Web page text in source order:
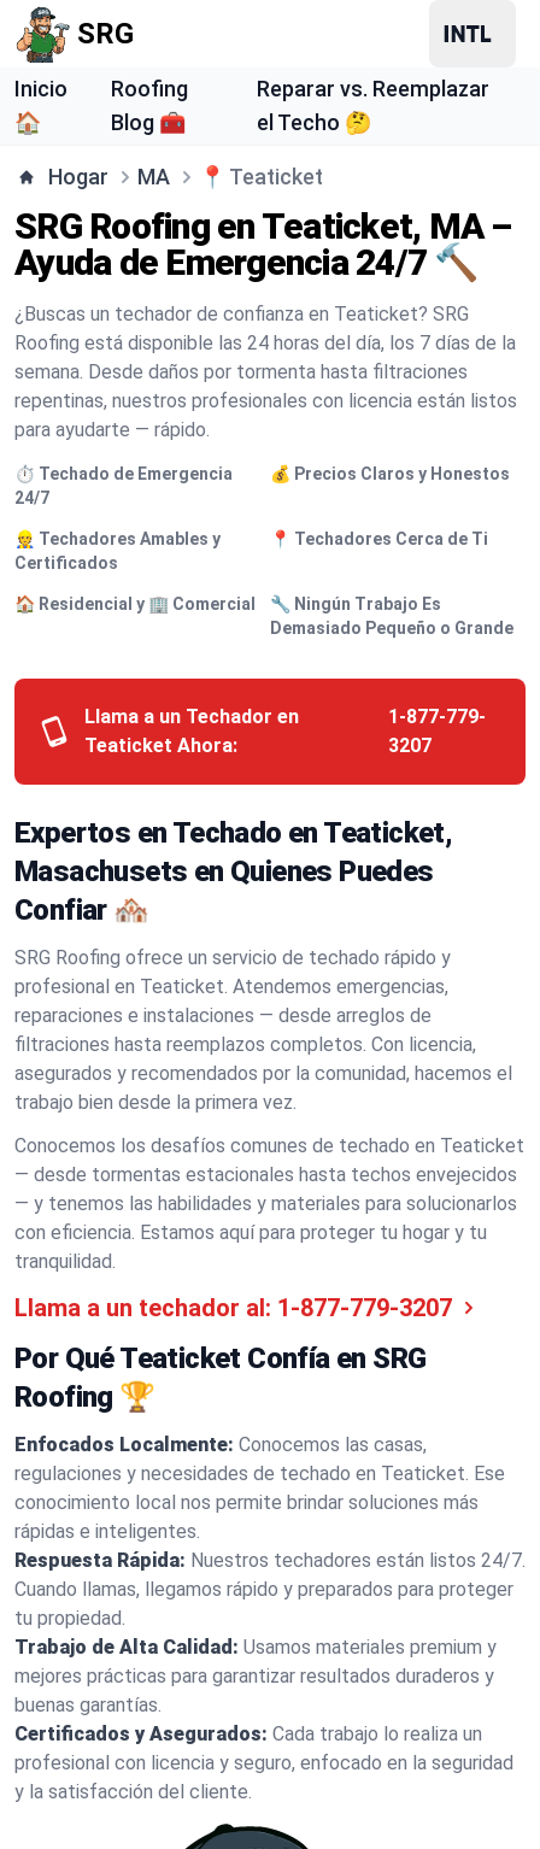
SRG
Inicio
🏠
Roofing
Blog 🧰
Reparar vs. Reemplazar
el Techo 🤔
Hogar MA 📍 Teaticket
SRG Roofing en Teaticket, MA –
Ayuda de Emergencia 24/7 🔨
¿Buscas un techador de confianza en Teaticket? SRG
Roofing está disponible las 24 horas del día, los 7 días de la
semana. Desde daños por tormenta hasta filtraciones
repentinas, nuestros profesionales con licencia están listos
para ayudarte — rápido.
⏱️ Techado de Emergencia
24/7
💰 Precios Claros y Honestos
👷 Techadores Amables y
Certificados
📍 Techadores Cerca de Ti
🏠 Residencial y 🏢 Comercial
🔧 Ningún Trabajo Es
Demasiado Pequeño o Grande
Llama a un Techador en
Teaticket Ahora:
1-877-779-
3207
Expertos en Techado en Teaticket,
Masachusets en Quienes Puedes
Confiar 🏘️
SRG Roofing ofrece un servicio de techado rápido y
profesional en Teaticket. Atendemos emergencias,
reparaciones e instalaciones — desde arreglos de
filtraciones hasta reemplazos completos. Con licencia,
asegurados y recomendados por la comunidad, hacemos el
trabajo bien desde la primera vez.
Conocemos los desafíos comunes de techado en Teaticket
— desde tormentas estacionales hasta techos envejecidos
— y tenemos las habilidades y materiales para solucionarlos
con eficiencia. Estamos aquí para proteger tu hogar y tu
tranquilidad.
Llama a un techador al: 1-877-779-3207
Por Qué Teaticket Confía en SRG
Roofing 🏆
Enfocados Localmente: Conocemos las casas,
regulaciones y necesidades de techado en Teaticket. Ese
conocimiento local nos permite brindar soluciones más
rápidas e inteligentes.
Respuesta Rápida: Nuestros techadores están listos 24/7.
Cuando llamas, llegamos rápido y preparados para proteger
tu propiedad.
Trabajo de Alta Calidad: Usamos materiales premium y
mejores prácticas para garantizar resultados duraderos y
buenas garantías.
Certificados y Asegurados: Cada trabajo lo realiza un
profesional con licencia y seguro, enfocado en la seguridad
y la satisfacción del cliente.